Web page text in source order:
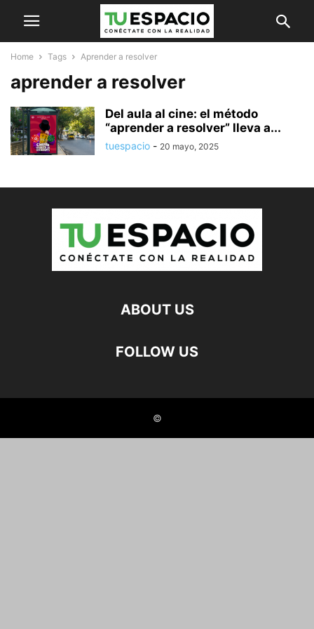
Home Tags Aprender a resolver
aprender a resolver
Del aula al cine: el método
“aprender a resolver” lleva a...
tuespacio - 20 mayo, 2025
ABOUT US
FOLLOW US
©